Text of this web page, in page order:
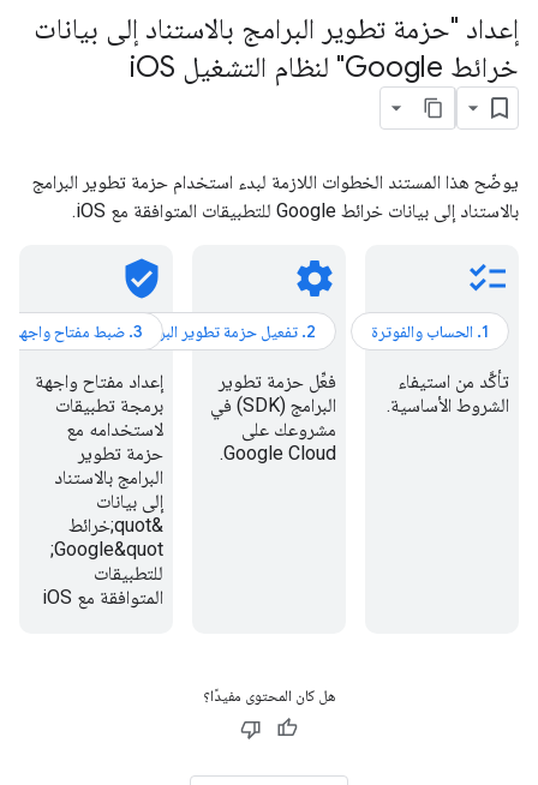
إعداد "حزمة تطوير البرامج بالاستناد إلى بيانات
خرائط Google" لنظام التشغيل i
OS
يوضّح هذا المستند الخطوات اللازمة لبدء استخدام حزمة تطوير البرامج
بالاستناد إلى بيانات خرائط Google للتطبيقات المتوافقة مع iOS.
checklist
تأكَّد من استيفاء
الشروط الأساسية.
settings
فعِّل حزمة تطوير
البرامج (SDK) في
مشروعك على
Google Cloud.
verified_user
إعداد مفتاح واجهة
برمجة تطبيقات
لاستخدامه مع
حزمة تطوير
البرامج بالاستناد
إلى بيانات
&quot;خرائط
Google&quot;
للتطبيقات
المتوافقة مع iOS
هل كان المحتوى مفيدًا؟